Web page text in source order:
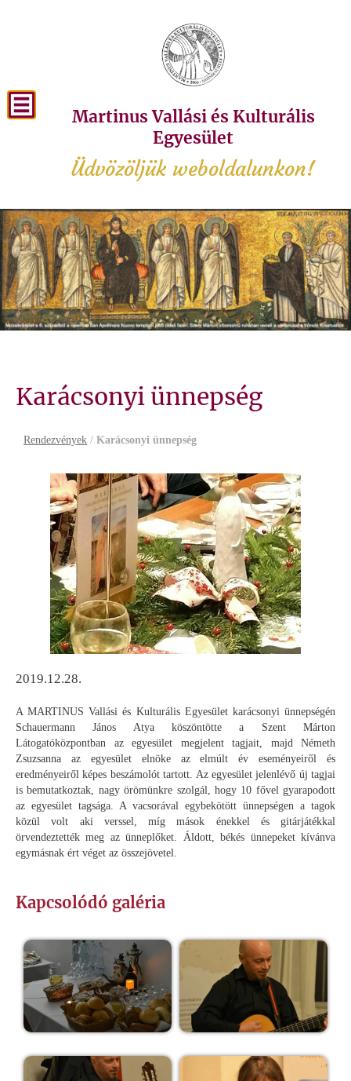
Martinus Vallási és Kulturális
Egyesület
Üdvözöljük weboldalunkon!
Karácsonyi ünnepség
Rendezvények / Karácsonyi ünnepség
2019.12.28.
A MARTINUS Vallási és Kulturális Egyesület karácsonyi ünnepségén
Schauermann János Atya köszöntötte a Szent Márton
Látogatóközpontban az egyesület megjelent tagjait, majd Németh
Zsuzsanna az egyesület elnöke az elmúlt év eseményeiről és
eredményeiről képes beszámolót tartott. Az egyesület jelenlévő új tagjai
is bemutatkoztak, nagy örömünkre szolgál, hogy 10 fővel gyarapodott
az egyesület tagsága. A vacsorával egybekötött ünnepségen a tagok
közül volt aki verssel, míg mások énekkel és gitárjátékkal
örvendeztették meg az ünneplőket. Áldott, békés ünnepeket kívánva
egymásnak ért véget az összejövetel.
Kapcsolódó galéria